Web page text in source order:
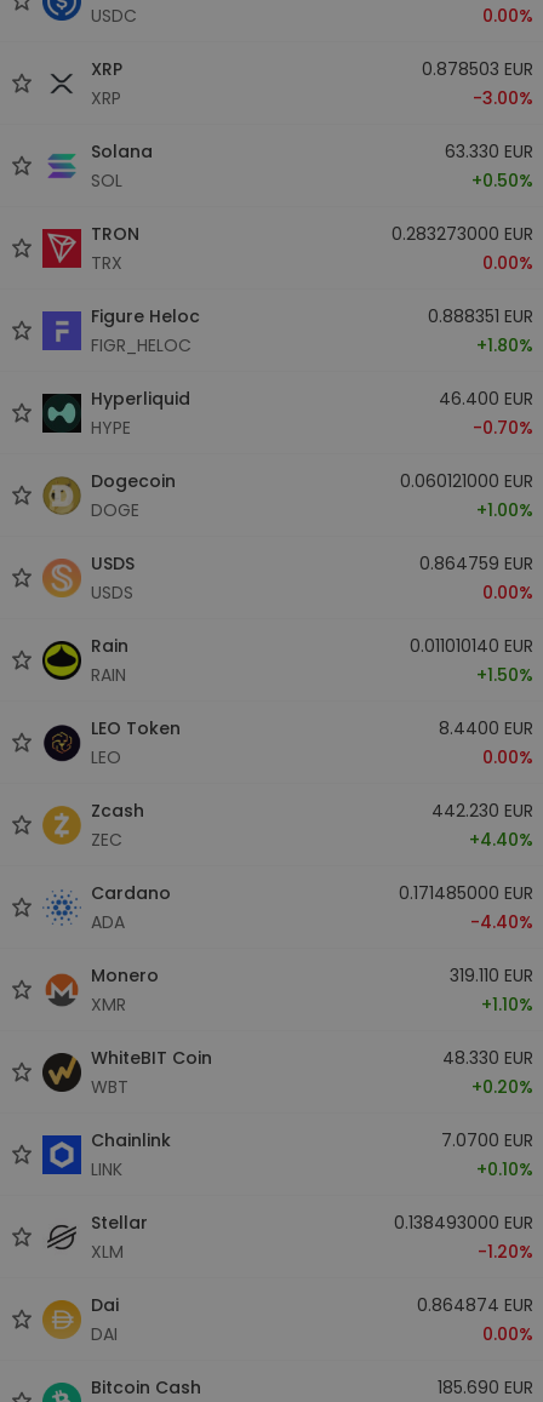
USDC
0.00%
XRP
XRP
0.878503 EUR
-3.00%
Solana
SOL
63.330 EUR
+0.50%
TRON
TRX
0.283273000 EUR
0.00%
Figure Heloc
FIGR_HELOC
0.888351 EUR
+1.80%
Hyperliquid
HYPE
46.400 EUR
-0.70%
Dogecoin
DOGE
0.060121000 EUR
+1.00%
USDS
USDS
0.864759 EUR
0.00%
Rain
RAIN
0.011010140 EUR
+1.50%
LEO Token
LEO
8.4400 EUR
0.00%
Zcash
ZEC
442.230 EUR
+4.40%
Cardano
ADA
0.171485000 EUR
-4.40%
Monero
XMR
319.110 EUR
+1.10%
WhiteBIT Coin
WBT
48.330 EUR
+0.20%
Chainlink
LINK
7.0700 EUR
+0.10%
Stellar
XLM
0.138493000 EUR
-1.20%
Dai
DAI
0.864874 EUR
0.00%
Bitcoin Cash
185.690 EUR